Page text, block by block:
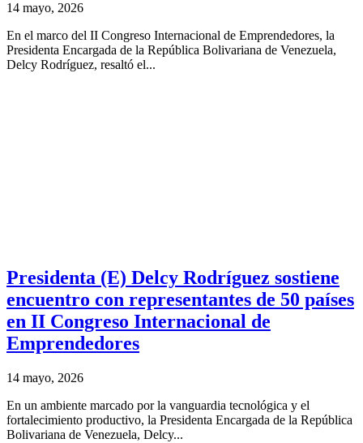
14 mayo, 2026
En el marco del II Congreso Internacional de Emprendedores, la
Presidenta Encargada de la República Bolivariana de Venezuela,
Delcy Rodríguez, resaltó el...
Presidenta (E) Delcy Rodríguez sostiene
encuentro con representantes de 50 países
en II Congreso Internacional de
Emprendedores
14 mayo, 2026
En un ambiente marcado por la vanguardia tecnológica y el
fortalecimiento productivo, la Presidenta Encargada de la República
Bolivariana de Venezuela, Delcy...